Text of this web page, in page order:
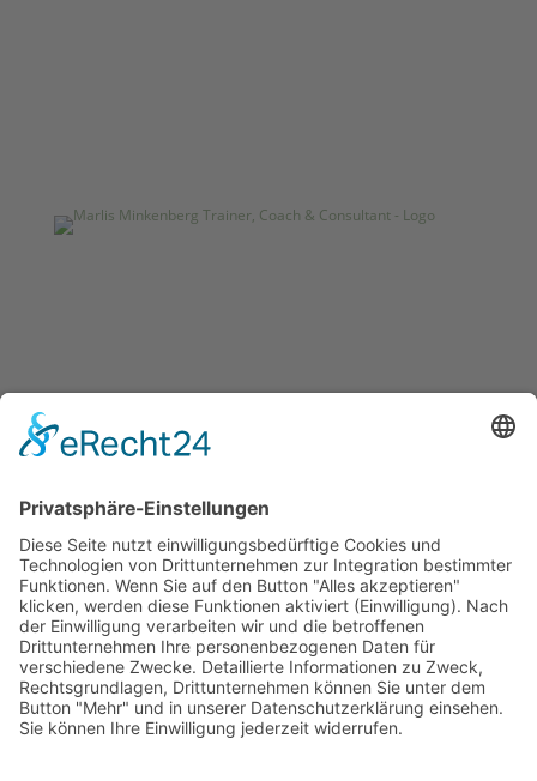
MIT EXPERTENWISSEN AUS EINER HAND FÜR
DIE HOTEL & GASTRONOMIE-BRANCHE UND
Vereinbaren Sie jetzt Ihren Termin